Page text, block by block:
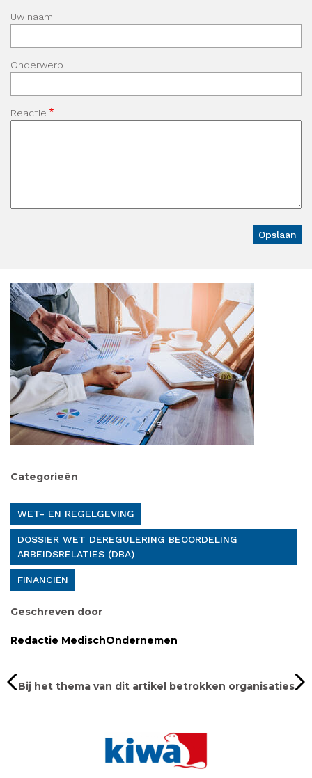
Uw naam
Onderwerp
Reactie
Categorieën
WET- EN REGELGEVING
DOSSIER WET DEREGULERING BEOORDELING
ARBEIDSRELATIES (DBA)
FINANCIËN
Geschreven door
Redactie MedischOndernemen
Bij het thema van dit artikel betrokken organisaties